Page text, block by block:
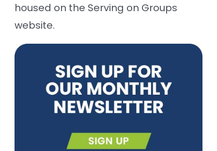
housed on the Serving on Groups
website.